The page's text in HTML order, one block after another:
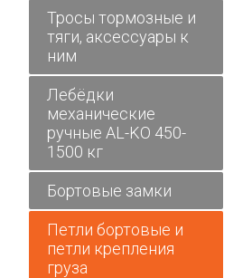
Тросы тормозные и
тяги, аксессуары к
ним
Лебёдки
механические
ручные AL-KO 450-
1500 кг
Бортовые замки
Петли бортовые и
петли крепления
груза